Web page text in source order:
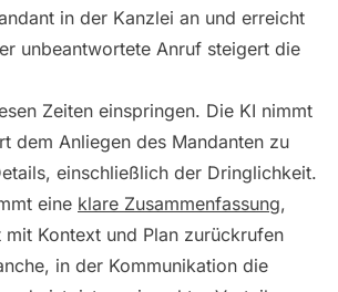
in der Kanzlei an und erreicht
unbeantwortete Anruf steigert die
Zeiten einspringen. Die KI nimmt
dem Anliegen des Mandanten zu
einschließlich der Dringlichkeit.
eine klare Zusammenfassung,
Kontext und Plan zurückrufen
in der Kommunikation die